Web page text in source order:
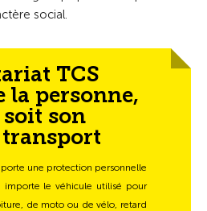
social.
TCS
la personne,
son
transport
une protection personnelle
importe le véhicule utilisé pour
de moto ou de vélo, retard